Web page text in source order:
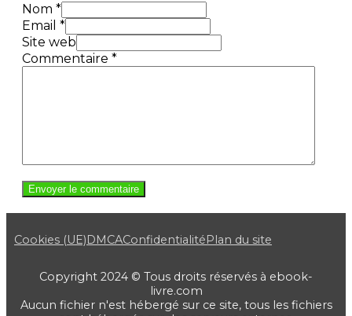
Nom *
Email *
Site web
Commentaire *
Cookies (UE)DMCAConfidentialitéPlan du site
Copyright 2024 © Tous droits réservés à ebook-
livre.com
Aucun fichier n'est hébergé sur ce site, tous les fichiers